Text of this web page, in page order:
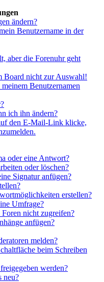
ändern?
Benutzername in der
aber die Forenuhr geht
Board nicht zur Auswahl!
Benutzernamen
ich ihn ändern?
den E-Mail-Link klicke,
oder eine Antwort?
oder löschen?
Signatur anfügen?
erstellen?
Umfrage?
nicht zugreifen?
anfügen?
melden?
beim Schreiben
werden?
neu?